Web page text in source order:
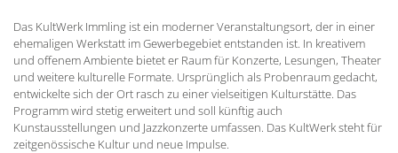
Das KultWerk Immling ist ein moderner Veranstaltungsort, der in einer
ehemaligen Werkstatt im Gewerbegebiet entstanden ist. In kreativem
und offenem Ambiente bietet er Raum für Konzerte, Lesungen, Theater
und weitere kulturelle Formate. Ursprünglich als Probenraum gedacht,
entwickelte sich der Ort rasch zu einer vielseitigen Kulturstätte. Das
Programm wird stetig erweitert und soll künftig auch
Kunstausstellungen und Jazzkonzerte umfassen. Das KultWerk steht für
zeitgenössische Kultur und neue Impulse.